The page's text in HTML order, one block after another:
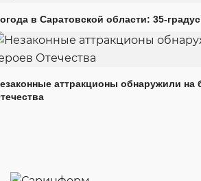
в Саратовской области: 35-
аттракционы обнаружили на